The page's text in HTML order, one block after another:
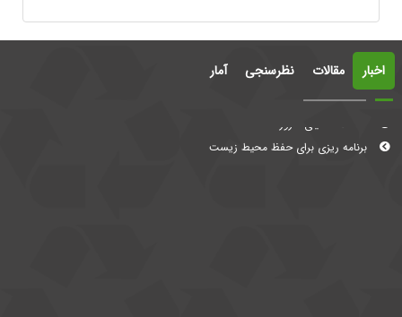
اخبار مقالات نظرسنجی آمار
برنامه ریزی برای حفظ محیط زیست